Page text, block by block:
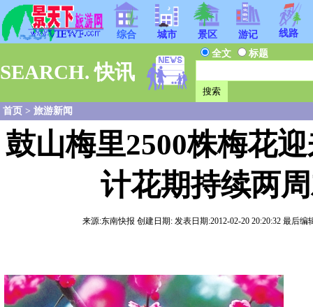
综合 城市 景区 游记 线路
SEARCH. 快讯
全文 标题
首页 > 旅游新闻
鼓山梅里2500株梅花
计花期持续两
来源:东南快报 创建日期: 发表日期:2012-02-20 20:20:32 最后编